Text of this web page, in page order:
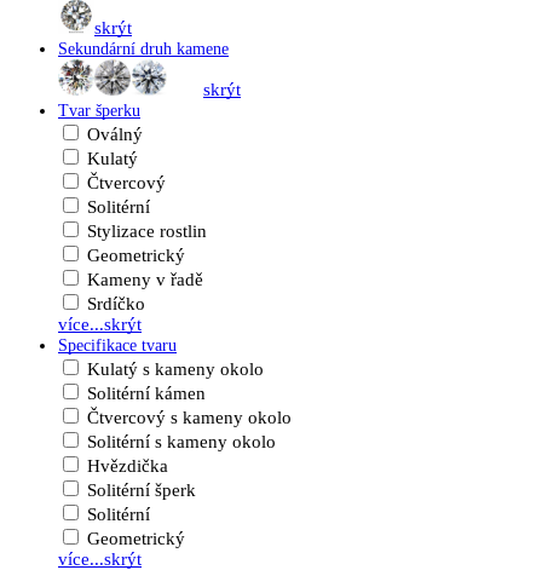
skrýt
Sekundární druh kamene
skrýt
Tvar šperku
Oválný
Kulatý
Čtvercový
Solitérní
Stylizace rostlin
Geometrický
Kameny v řadě
Srdíčko
více...skrýt
Specifikace tvaru
Kulatý s kameny okolo
Solitérní kámen
Čtvercový s kameny okolo
Solitérní s kameny okolo
Hvězdička
Solitérní šperk
Solitérní
Geometrický
více...skrýt